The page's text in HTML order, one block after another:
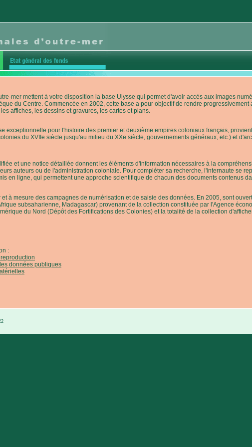
mer mettent à votre disposition la base Ulysse qui permet d'avoir accès aux images
du Centre. Commencée en 2002, cette base a pour objectif de rendre
affiches, les dessins et gravures, les cartes et plans.
exceptionnelle pour l'histoire des premier et deuxième empires coloniaux français,
du XVIIe siècle jusqu'au milieu du XXe siècle, gouvernements généraux, etc.) et
et une notice détaillée donnent les éléments d'information nécessaires à la
auteurs ou de l'administration coloniale. Pour compléter sa recherche, l'internaute se
en ligne, qui permettent une approche scientifique de chacun des documents contenus
à mesure des campagnes de numérisation et de saisie des données. En 2005, sont
subsaharienne, Madagascar) provenant de la collection constituée par l'Agence
du Nord (Dépôt des Fortifications des Colonies) et la totalité de la collection
:
données publiques